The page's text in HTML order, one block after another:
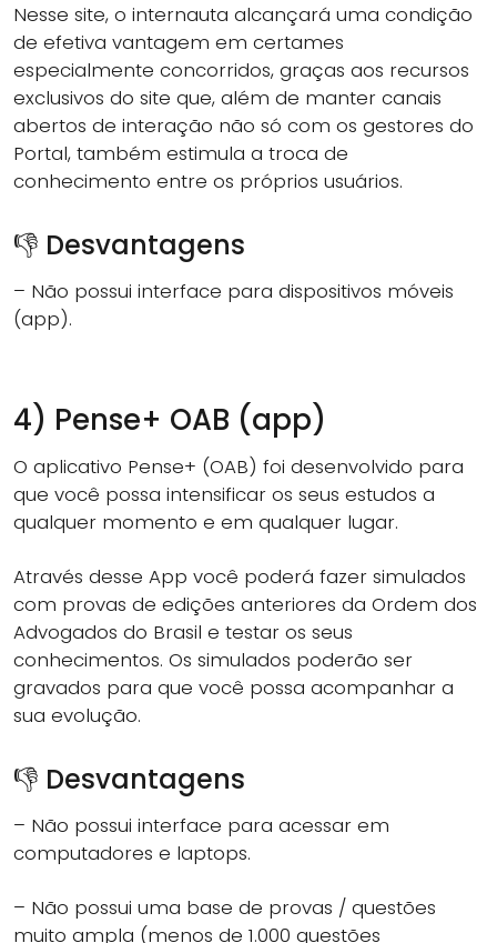
Nesse site, o internauta alcançará uma condição
de efetiva vantagem em certames
especialmente concorridos, graças aos recursos
exclusivos do site que, além de manter canais
abertos de interação não só com os gestores do
Portal, também estimula a troca de
conhecimento entre os próprios usuários.
👎 Desvantagens
– Não possui interface para dispositivos móveis
(app).
4) Pense+ OAB (app)
O aplicativo Pense+ (OAB) foi desenvolvido para
que você possa intensificar os seus estudos a
qualquer momento e em qualquer lugar.
Através desse App você poderá fazer simulados
com provas de edições anteriores da Ordem dos
Advogados do Brasil e testar os seus
conhecimentos. Os simulados poderão ser
gravados para que você possa acompanhar a
sua evolução.
👎 Desvantagens
– Não possui interface para acessar em
computadores e laptops.
– Não possui uma base de provas / questões
muito ampla (menos de 1.000 questões